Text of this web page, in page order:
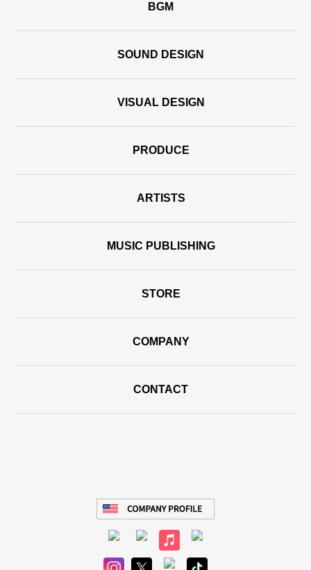
BGM
SOUND DESIGN
VISUAL DESIGN
PRODUCE
ARTISTS
MUSIC PUBLISHING
STORE
COMPANY
CONTACT